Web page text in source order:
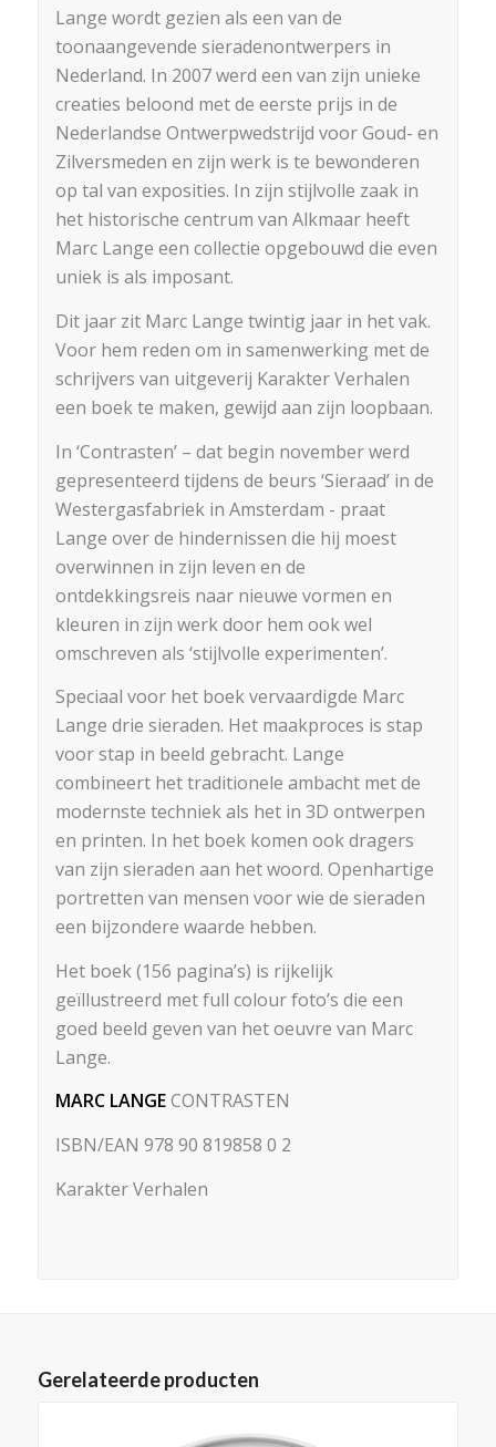
Lange wordt gezien als een van de
toonaangevende sieradenontwerpers in
Nederland. In 2007 werd een van zijn unieke
creaties beloond met de eerste prijs in de
Nederlandse Ontwerpwedstrijd voor Goud- en
Zilversmeden en zijn werk is te bewonderen
op tal van exposities. In zijn stijlvolle zaak in
het historische centrum van Alkmaar heeft
Marc Lange een collectie opgebouwd die even
uniek is als imposant.
Dit jaar zit Marc Lange twintig jaar in het vak.
Voor hem reden om in samenwerking met de
schrijvers van uitgeverij Karakter Verhalen
een boek te maken, gewijd aan zijn loopbaan.
In ‘Contrasten’ – dat begin november werd
gepresenteerd tijdens de beurs ‘Sieraad’ in de
Westergasfabriek in Amsterdam ­- praat
Lange over de hindernissen die hij moest
overwinnen in zijn leven en de
ontdekkingsreis naar nieuwe vormen en
kleuren in zijn werk door hem ook wel
omschreven als ‘stijlvolle experimenten’.
Speciaal voor het boek vervaardigde Marc
Lange drie sieraden. Het maakproces is stap
voor stap in beeld gebracht. Lange
combineert het traditionele ambacht met de
modernste techniek als het in 3D ontwerpen
en printen. In het boek komen ook dragers
van zijn sieraden aan het woord. Openhartige
portretten van mensen voor wie de sieraden
een bijzondere waarde hebben.
Het boek (156 pagina’s) is rijkelijk
geïllustreerd met full colour foto’s die een
goed beeld geven van het oeuvre van Marc
Lange.
MARC LANGECONTRASTEN
ISBN/EAN 978 90 819858 0 2
Karakter Verhalen
Gerelateerde producten